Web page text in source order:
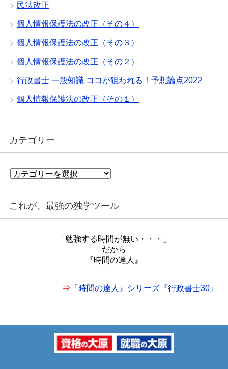
民法改正
個人情報保護法の改正（その４）
個人情報保護法の改正（その３）
個人情報保護法の改正（その２）
行政書士 一般知識 ココが狙われる！予想論点2022
個人情報保護法の改正（その１）
カテゴリー
カ
リ
これが、最強の独学ツール
「勉強する時間が無い・・・」
だから
『時間の達人』
⇒ 『時間の達人』シリーズ『行政書士30』